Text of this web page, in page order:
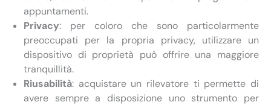
appuntamenti.
Privacy: per coloro che sono particolarmente
preoccupati per la propria privacy, utilizzare un
dispositivo di proprietà può offrire una maggiore
tranquillità.
Riusabilità: acquistare un rilevatore ti permette di
avere sempre a disposizione uno strumento per